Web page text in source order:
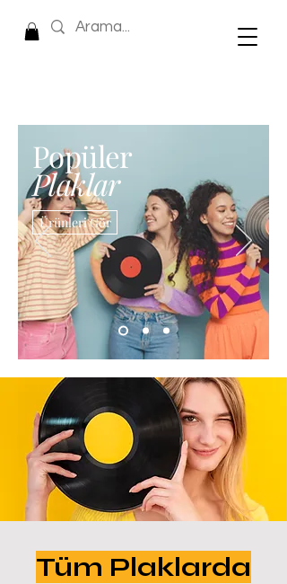
Popüler
Plaklar
Ürünleri Gör
Tüm Plaklarda